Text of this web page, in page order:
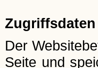
Zugriffsdaten
Der
Seite und